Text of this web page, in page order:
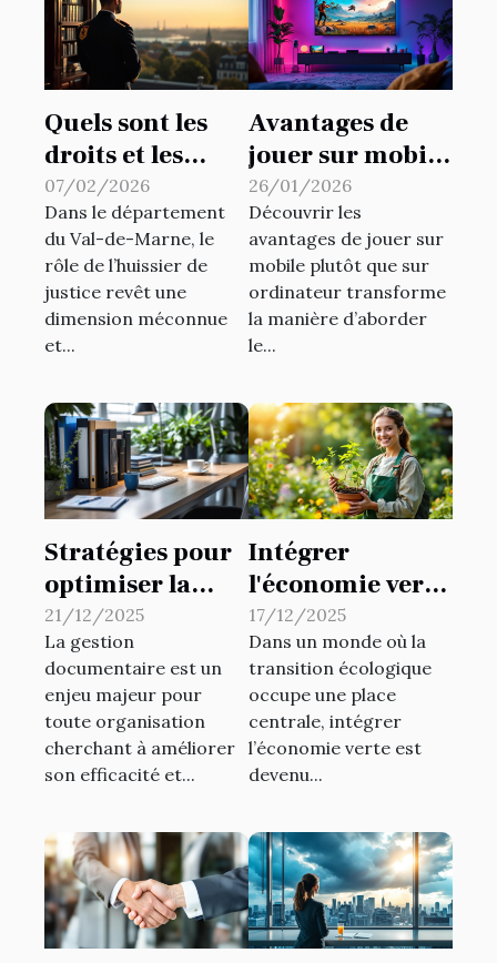
Quels sont les
droits et les
devoirs d'un
huissier de
justice dans le
94 ?
07/02/2026
Dans le département
du Val-de-Marne, le
rôle de l’huissier de
justice revêt une
dimension méconnue
et...
Avantages de
jouer sur mobile
par rapport à
l'ordinateur
26/01/2026
Découvrir les
avantages de jouer sur
mobile plutôt que sur
ordinateur transforme
la manière d’aborder
le...
Stratégies pour
optimiser la
gestion
documentaire
en entreprise
21/12/2025
La gestion
documentaire est un
enjeu majeur pour
toute organisation
cherchant à améliorer
son efficacité et...
Intégrer
l'économie verte
: stratégies pour
les petites
entreprises
17/12/2025
Dans un monde où la
transition écologique
occupe une place
centrale, intégrer
l’économie verte est
devenu...